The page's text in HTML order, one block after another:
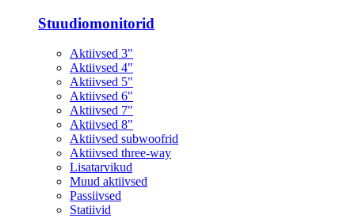
Stuudiomonitorid
Aktiivsed 3"
Aktiivsed 4"
Aktiivsed 5"
Aktiivsed 6"
Aktiivsed 7"
Aktiivsed 8"
Aktiivsed subwoofrid
Aktiivsed three-way
Lisatarvikud
Muud aktiivsed
Passiivsed
Statiivid